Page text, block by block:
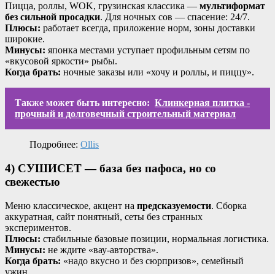
Пицца, роллы, WOK, грузинская классика — мультиформат
без сильной просадки. Для ночных сов — спасение: 24/7.
Плюсы: работает всегда, приложение норм, зоны доставки
широкие.
Минусы: японка местами уступает профильным сетям по
«вкусовой яркости» рыбы.
Когда брать: ночные заказы или «хочу и роллы, и пиццу».
Также может быть интересно: Клинкерная плитка -
прочный и долговечный строительный материал
Подробнее: Ollis
4) СУШИСЕТ — база без пафоса, но со
свежестью
Меню классическое, акцент на предсказуемости. Сборка
аккуратная, сайт понятный, сеты без странных
экспериментов.
Плюсы: стабильные базовые позиции, нормальная логистика.
Минусы: не ждите «вау-авторства».
Когда брать: «надо вкусно и без сюрпризов», семейный
ужин.